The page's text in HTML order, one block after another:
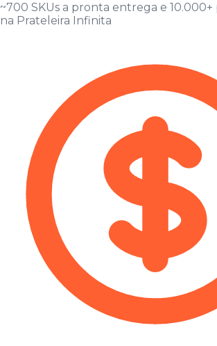
~700 SKUs a pronta entrega e 10.000+
na Prateleira Infinita